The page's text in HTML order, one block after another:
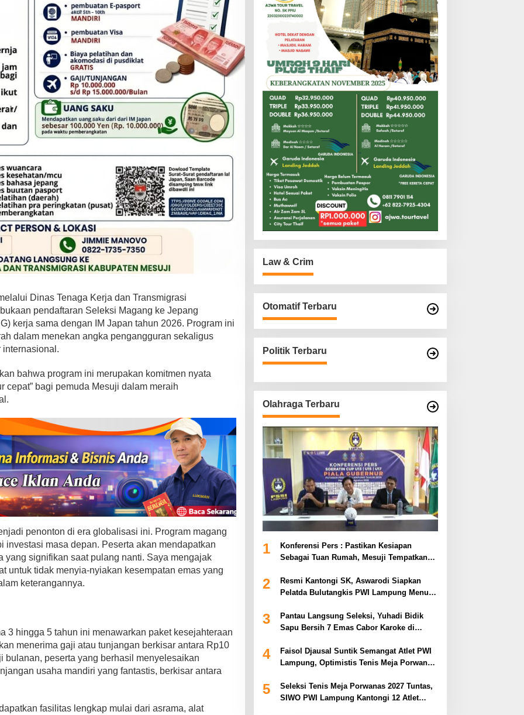
Dinas Tenaga Kerja dan Transmigrasi
pendaftaran Seleksi Magang ke Jepang
kerja sama dengan IM Japan tahun 2026. Program ini
dalam menekan angka pengangguran sekaligus
internasional.
bahwa program ini merupakan komitmen nyata
cepat” bagi pemuda Mesuji dalam meraih
penonton di era globalisasi ini. Program magang
investasi masa depan. Peserta akan mendapatkan
yang signifikan saat pulang nanti. Saya mengajak
untuk tidak menyia-nyiakan kesempatan emas yang
keterangannya.
3 hingga 5 tahun ini menawarkan paket kesejahteraan
menerima gaji atau tunjangan berkisar antara Rp10
peserta yang berhasil menyelesaikan
usaha mandiri yang fantastis, berkisar antara
fasilitas lengkap mulai dari asrama, alat
Law & Crim
Otomatif Terbaru
Politik Terbaru
Olahraga Terbaru
1
Konferensi Pers : Pastikan Kesiapan
Sebagai Tuan Rumah, Mesuji Tempatkan
Piala Gubernur Lampung
2
Resmi Kantongi SK, Aswarodi Siapkan
Pelatda Bulutangkis PWI Lampung Menuju
3
Pantau Langsung Seleksi, Yuhadi Bidik
Sapu Bersih 7 Emas Cabor Karoke di
4
Faisol Djausal Suntik Semangat Atlet PWI
Lampung, Optimistis Tenis Meja Porwanas
5
Seleksi Tenis Meja Porwanas 2027 Tuntas,
SIWO PWI Lampung Kantongi 12 Atlet